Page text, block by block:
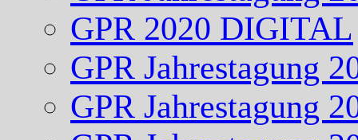
GPR 2020 DIGITAL
GPR Jahrestagung
GPR Jahrestagung